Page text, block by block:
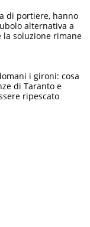
di portiere, hanno
alternativa a
la soluzione rimane
i gironi: cosa
di Taranto e
ripescato